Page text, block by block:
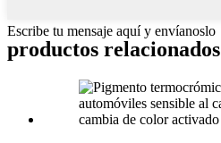
Escribe tu mensaje aquí y envíanoslo
productos relacionados